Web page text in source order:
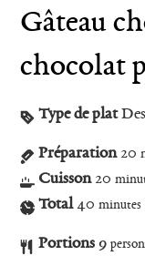
Gâteau
chocolat
Type de plat
Préparation 20
Cuisson 20
Total 40 minutes
Portions9